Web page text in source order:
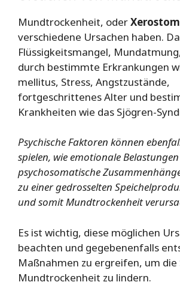
Mundtrockenheit, oder
verschiedene Ursachen haben.
Flüssigkeitsmangel,
durch bestimmte Erkrankungen
mellitus, Stress, Angstzustände,
fortgeschrittenes Alter und
Krankheiten wie das Sjögren-
Psychische Faktoren können
spielen, wie emotionale
psychosomatische
zu einer gedrosselten
und somit Mundtrockenheit
Es ist wichtig, diese möglichen
beachten und gegebenenfalls
Maßnahmen zu ergreifen, um
Mundtrockenheit zu lindern.